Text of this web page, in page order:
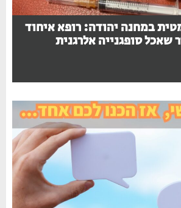
במחנה יהודה: רופא איחוד
סופגנייה אלרגנית